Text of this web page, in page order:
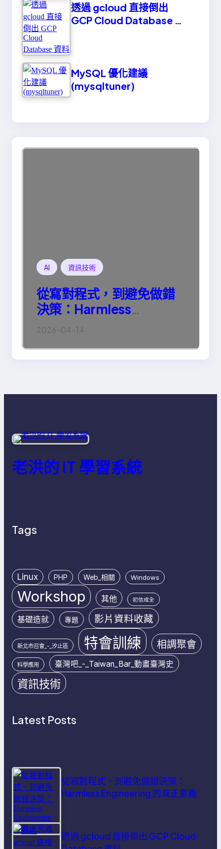
透過 gcloud 直接倒出
GCP Cloud Database 資
MySQL 優化建議
(mysqltuner)
AI 資訊技術
從寫對程式，到避免做錯
決策：Harmless
Engineering 的真正意義
2026-04-14
老洪的 IT 學習系統
Tags
Linux PHP Web_相關 Windows
Workshop 其他 初信成全
基礎造就 專題 影片資料收藏
新北市召會_-_汐止區 特會訓練 相調聚會
科學應用 臺灣吧_-_Taiwan_Bar_動畫臺灣史
資訊技術
Latest Posts
從寫對程式，到避免做錯決策：
Harmless Engineering 的真正意義
透過 gcloud 直接倒出 GCP Cloud